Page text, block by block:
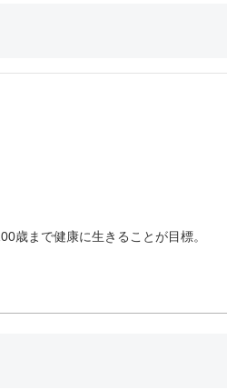
歳まで健康に生きることが目標。